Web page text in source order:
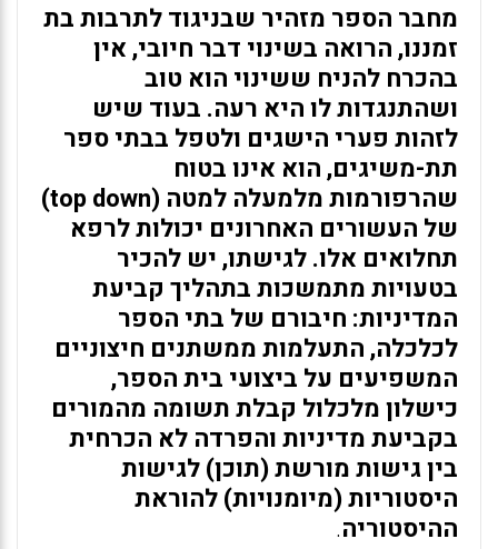
מחבר הספר מזהיר שבניגוד לתרבות בת
זמננו, הרואה בשינוי דבר חיובי, אין
בהכרח להניח ששינוי הוא טוב
ושהתנגדות לו היא רעה. בעוד שיש
לזהות פערי הישגים ולטפל בבתי ספר
תת-משיגים, הוא אינו בטוח
שהרפורמות מלמעלה למטה (top down)
של העשורים האחרונים יכולות לרפא
תחלואים אלו. לגישתו, יש להכיר
בטעויות מתמשכות בתהליך קביעת
המדיניות: חיבורם של בתי הספר
לכלכלה, התעלמות ממשתנים חיצוניים
המשפיעים על ביצועי בית הספר,
כישלון מלכלול קבלת תשומה מהמורים
בקביעת מדיניות והפרדה לא הכרחית
בין גישות מורשת (תוכן) לגישות
היסטוריות (מיומנויות) להוראת
ההיסטוריה.